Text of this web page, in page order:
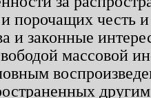
и порочащих честь
и законные
массовой